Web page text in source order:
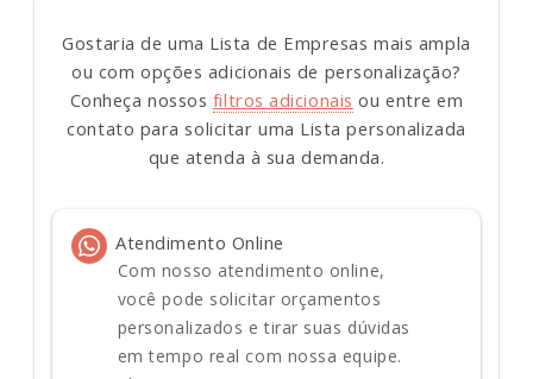
Gostaria de uma Lista de Empresas mais ampla
ou com opções adicionais de personalização?
Conheça nossos filtros adicionais ou entre em
contato para solicitar uma Lista personalizada
que atenda à sua demanda.
Atendimento Online
Com nosso atendimento online,
você pode solicitar orçamentos
personalizados e tirar suas dúvidas
em tempo real com nossa equipe.